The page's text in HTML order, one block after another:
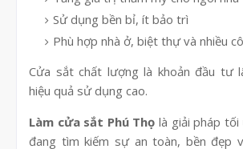
Sử dụng bền bỉ, ít bảo trì
Phù hợp nhà ở, biệt thự và nhiều
Cửa sắt chất lượng là khoản đầu tư
hiệu quả sử dụng cao.
Làm cửa sắt Phú Thọ là giải pháp tối
đang tìm kiếm sự an toàn, bền đẹp